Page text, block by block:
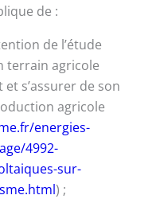
de :
de l’étude
terrain agricole
s’assurer de son
agricole
energies-
4992-
sur-
) ;